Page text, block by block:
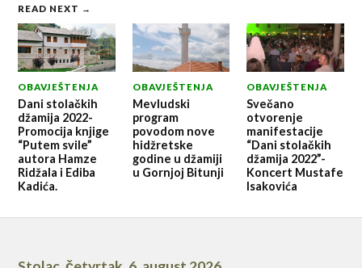
READ NEXT →
OBAVJEŠTENJA
Dani stolačkih
džamija 2022-
Promocija knjige
“Putem svile”
autora Hamze
Ridžala i Ediba
Kadića.
OBAVJEŠTENJA
Mevludski
program
povodom nove
hidžretske
godine u džamiji
u Gornjoj Bitunji
OBAVJEŠTENJA
Svečano
otvorenje
manifestacije
“Dani stolačkih
džamija 2022”-
Koncert Mustafe
Isakovića